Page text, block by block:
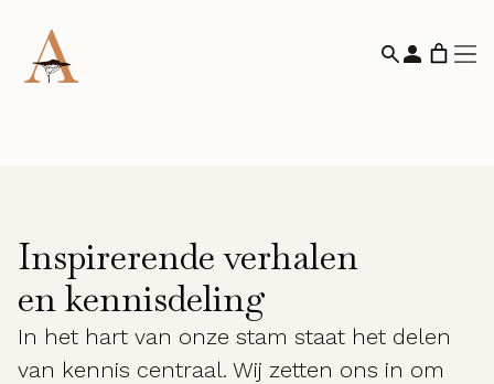
Inspirerende verhalen
en kennisdeling
In het hart van onze stam staat het delen
van kennis centraal. Wij zetten ons in om